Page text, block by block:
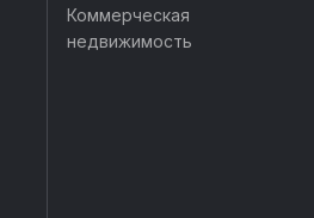
Коммерческая
недвижимость